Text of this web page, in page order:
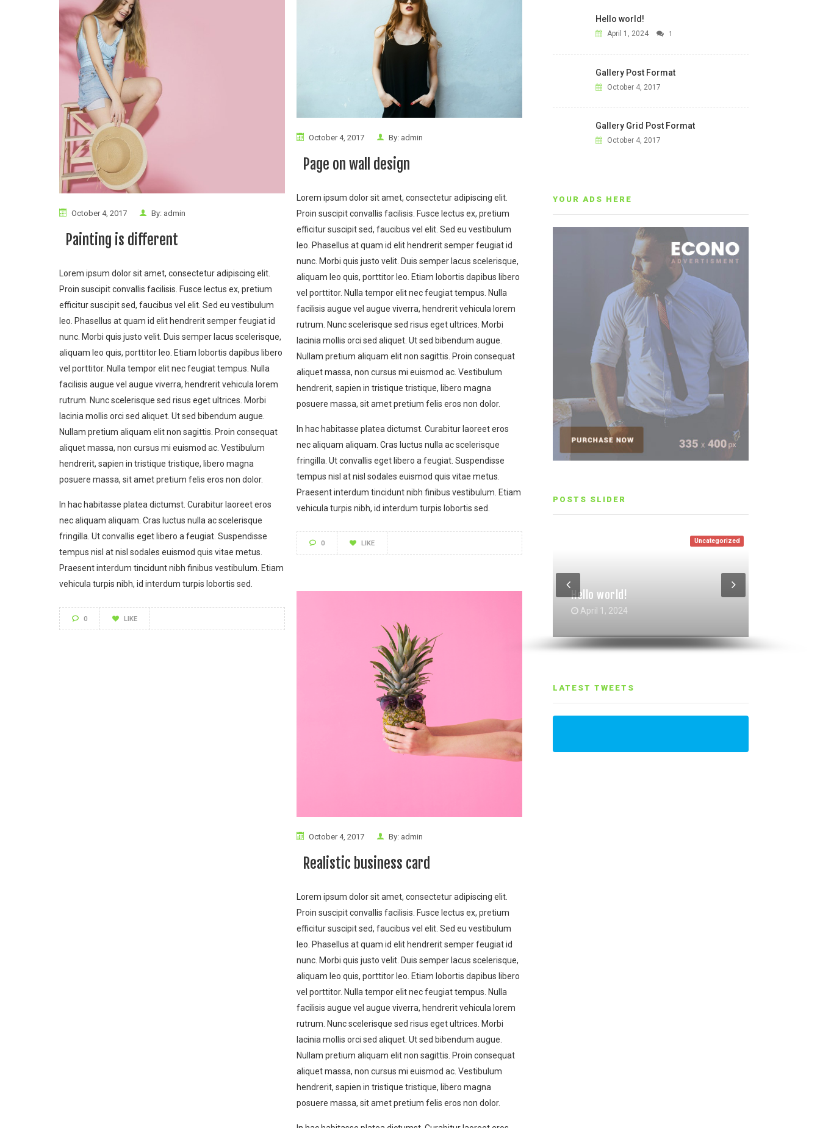
October 4, 2017 By: admin
Painting is different
Lorem ipsum dolor sit amet, consectetur adipiscing elit.
Proin suscipit convallis facilisis. Fusce lectus ex, pretium
efficitur suscipit sed, faucibus vel elit. Sed eu vestibulum
leo. Phasellus at quam id elit hendrerit semper feugiat id
nunc. Morbi quis justo velit. Duis semper lacus scelerisque,
aliquam leo quis, porttitor leo. Etiam lobortis dapibus libero
vel porttitor. Nulla tempor elit nec feugiat tempus. Nulla
facilisis augue vel augue viverra, hendrerit vehicula lorem
rutrum. Nunc scelerisque sed risus eget ultrices. Morbi
lacinia mollis orci sed aliquet. Ut sed bibendum augue.
Nullam pretium aliquam elit non sagittis. Proin consequat
aliquet massa, non cursus mi euismod ac. Vestibulum
hendrerit, sapien in tristique tristique, libero magna
posuere massa, sit amet pretium felis eros non dolor.
In hac habitasse platea dictumst. Curabitur laoreet eros
nec aliquam aliquam. Cras luctus nulla ac scelerisque
fringilla. Ut convallis eget libero a feugiat. Suspendisse
tempus nisl at nisl sodales euismod quis vitae metus.
Praesent interdum tincidunt nibh finibus vestibulum. Etiam
vehicula turpis nibh, id interdum turpis lobortis sed.
0 LIKE
October 4, 2017 By: admin
Page on wall design
Lorem ipsum dolor sit amet, consectetur adipiscing elit.
Proin suscipit convallis facilisis. Fusce lectus ex, pretium
efficitur suscipit sed, faucibus vel elit. Sed eu vestibulum
leo. Phasellus at quam id elit hendrerit semper feugiat id
nunc. Morbi quis justo velit. Duis semper lacus scelerisque,
aliquam leo quis, porttitor leo. Etiam lobortis dapibus libero
vel porttitor. Nulla tempor elit nec feugiat tempus. Nulla
facilisis augue vel augue viverra, hendrerit vehicula lorem
rutrum. Nunc scelerisque sed risus eget ultrices. Morbi
lacinia mollis orci sed aliquet. Ut sed bibendum augue.
Nullam pretium aliquam elit non sagittis. Proin consequat
aliquet massa, non cursus mi euismod ac. Vestibulum
hendrerit, sapien in tristique tristique, libero magna
posuere massa, sit amet pretium felis eros non dolor.
In hac habitasse platea dictumst. Curabitur laoreet eros
nec aliquam aliquam. Cras luctus nulla ac scelerisque
fringilla. Ut convallis eget libero a feugiat. Suspendisse
tempus nisl at nisl sodales euismod quis vitae metus.
Praesent interdum tincidunt nibh finibus vestibulum. Etiam
vehicula turpis nibh, id interdum turpis lobortis sed.
0 LIKE
October 4, 2017 By: admin
Realistic business card
Lorem ipsum dolor sit amet, consectetur adipiscing elit.
Proin suscipit convallis facilisis. Fusce lectus ex, pretium
efficitur suscipit sed, faucibus vel elit. Sed eu vestibulum
leo. Phasellus at quam id elit hendrerit semper feugiat id
nunc. Morbi quis justo velit. Duis semper lacus scelerisque,
aliquam leo quis, porttitor leo. Etiam lobortis dapibus libero
vel porttitor. Nulla tempor elit nec feugiat tempus. Nulla
facilisis augue vel augue viverra, hendrerit vehicula lorem
rutrum. Nunc scelerisque sed risus eget ultrices. Morbi
lacinia mollis orci sed aliquet. Ut sed bibendum augue.
Nullam pretium aliquam elit non sagittis. Proin consequat
aliquet massa, non cursus mi euismod ac. Vestibulum
hendrerit, sapien in tristique tristique, libero magna
posuere massa, sit amet pretium felis eros non dolor.
Hello world!
April 1, 2024 1
Gallery Post Format
October 4, 2017
Gallery Grid Post Format
October 4, 2017
YOUR ADS HERE
POSTS SLIDER
Uncategorized
Hello world!
April 1, 2024
Entertainment
Gallery Post Format
Gallery Grid Post Format
LATEST TWEETS